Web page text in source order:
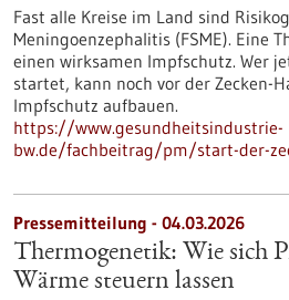
Fast alle Kreise im Land sind
Meningoenzephalitis (FSME). Eine
einen wirksamen Impfschutz. Wer
startet, kann noch vor der Zecken-
Impfschutz aufbauen.
https://www.gesundheitsindustrie-
bw.de/fachbeitrag/pm/start-der-
Pressemitteilung - 04.03.2026
Thermogenetik: Wie sich
Wärme steuern lassen